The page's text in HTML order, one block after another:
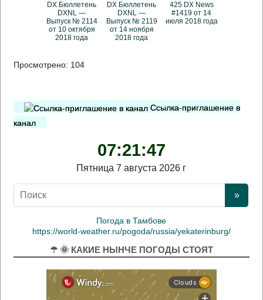
DX Бюллетень
DXNL —
Выпуск № 2114
от 10 октября
2018 года
DX Бюллетень
DXNL —
Выпуск № 2119
от 14 ноября
2018 года
425 DX News
#1419 от 14
июля 2018 года
Просмотрено: 104
Ссылка-приглашение в
канал
07:21:48
Пятница 7 августа 2026 г
Погода в Тамбове
https://world-weather.ru/pogoda/russia/yekaterinburg/
☂ 🌞 КАКИЕ НЫНЧЕ ПОГОДЫ СТОЯТ